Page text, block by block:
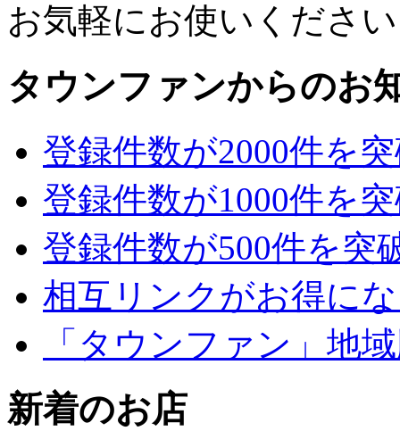
お気軽にお使いくださ
タウンファンからのお
登録件数が2000件を
登録件数が1000件を
登録件数が500件を突
相互リンクがお得に
「タウンファン」地
新着のお店